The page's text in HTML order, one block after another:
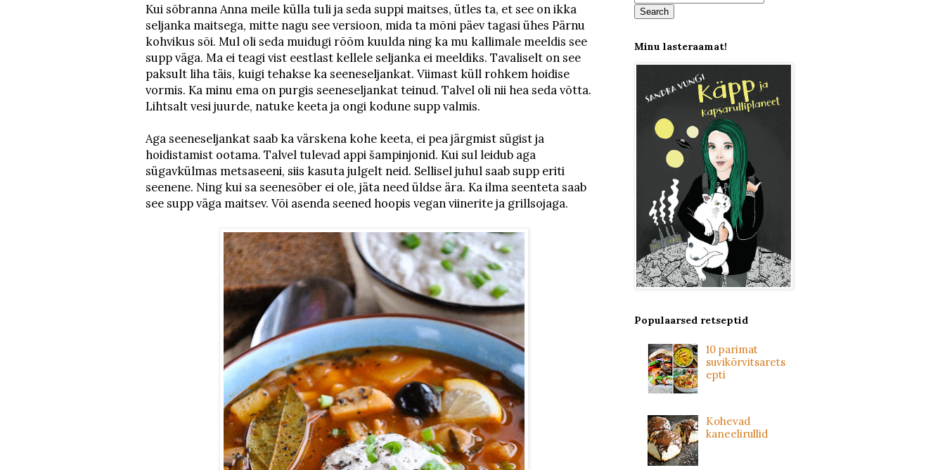
Kui sõbranna Anna meile külla tuli ja seda suppi maitses, ütles ta, et see on ikka
seljanka maitsega, mitte nagu see versioon, mida ta mõni päev tagasi ühes Pärnu
kohvikus sõi. Mul oli seda muidugi rõõm kuulda ning ka mu kallimale meeldis see
supp väga. Ma ei teagi vist eestlast kellele seljanka ei meeldiks. Tavaliselt on see
paksult liha täis, kuigi tehakse ka seeneseljankat. Viimast küll rohkem hoidise
vormis. Ka minu ema on purgis seeneseljankat teinud. Talvel oli nii hea seda võtta.
Lihtsalt vesi juurde, natuke keeta ja ongi kodune supp valmis.
Aga seeneseljankat saab ka värskena kohe keeta, ei pea järgmist sügist ja
hoidistamist ootama. Talvel tulevad appi šampinjonid. Kui sul leidub aga
sügavkülmas metsaseeni, siis kasuta julgelt neid. Sellisel juhul saab supp eriti
seenene. Ning kui sa seenesõber ei ole, jäta need üldse ära. Ka ilma seenteta saab
see supp väga maitsev. Või asenda seened hoopis vegan viinerite ja grillsojaga.
Minu lasteraamat!
Populaarsed retseptid
10 parimat
suvikõrvitsarets
epti
Kohevad
kaneelirullid